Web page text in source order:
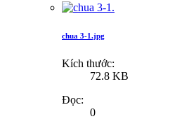
chua 3-1.jpg
Kích thước:
72.8 KB
Đọc:
0